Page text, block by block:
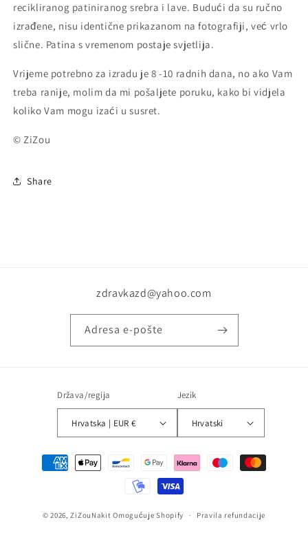
recikliranog patiniranog srebra i lave. Budući da su ručno
izrađene, nisu identične prikazanom na fotografiji, već vrlo
slične. Patina s vremenom postaje svjetlija.
Vrijeme potrebno za izradu je 8 -10 radnih dana, no ako Vam
treba ranije, molim da mi pošaljete poruku, kako bi vidjela
koliko Vam mogu izaći u susret.
© ZiZou
Share
zdravkazd@yahoo.com
Adresa e-pošte
Država/regija
Hrvatska | EUR €
Jezik
Hrvatski
Načini
plaćanja
© 2026,ZiZouNakit Omogućuje Shopify Pravila refundacije